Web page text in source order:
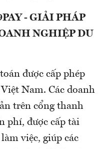
- GIẢI PHÁP
NGHIỆP DU
được cấp phép
Nam. Các doanh
trên cổng thanh
phí, được cấp tài
việc, giúp các